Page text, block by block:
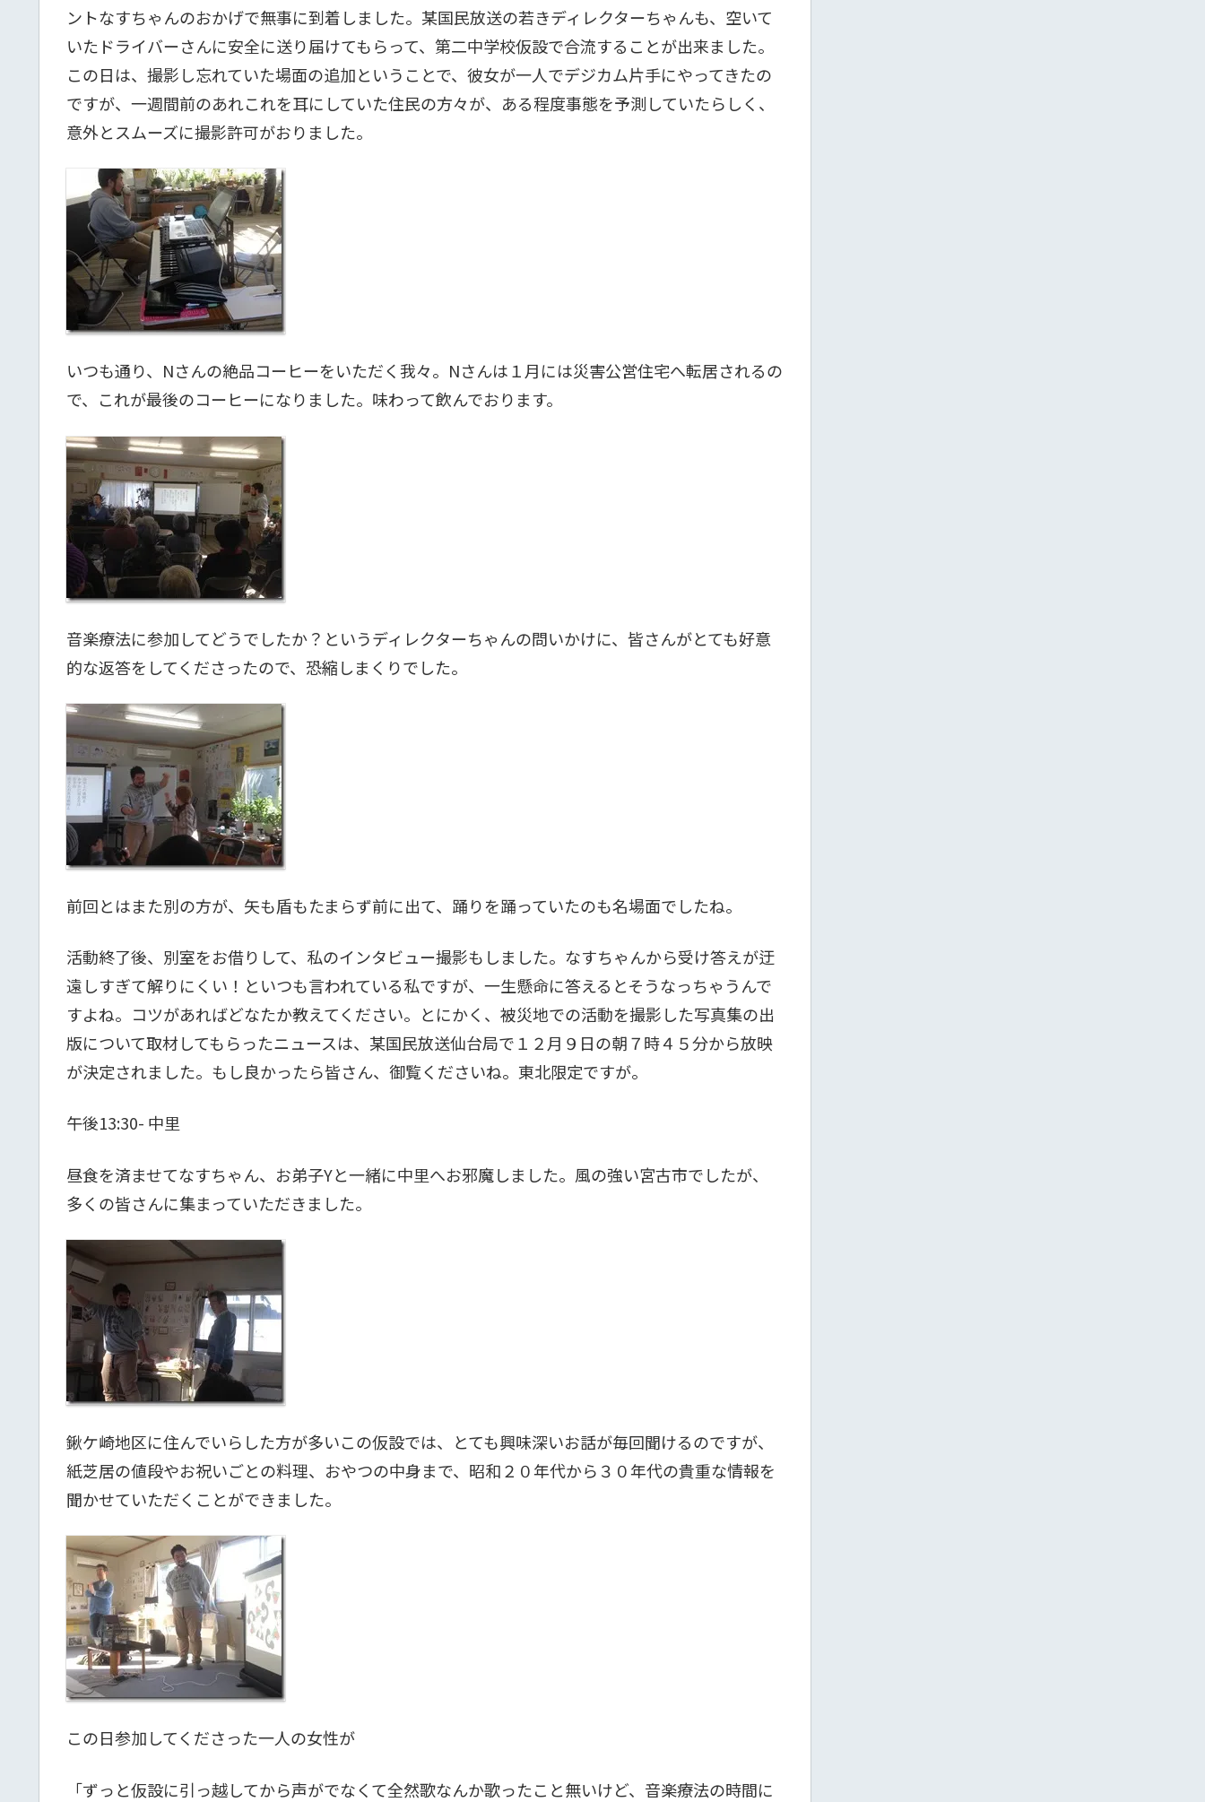
ントなすちゃんのおかげで無事に到着しました。某国民放送の若きディレクターちゃんも、空いて
いたドライバーさんに安全に送り届けてもらって、第二中学校仮設で合流することが出来ました。
この日は、撮影し忘れていた場面の追加ということで、彼女が一人でデジカム片手にやってきたの
ですが、一週間前のあれこれを耳にしていた住民の方々が、ある程度事態を予測していたらしく、
意外とスムーズに撮影許可がおりました。
いつも通り、Nさんの絶品コーヒーをいただく我々。Nさんは１月には災害公営住宅へ転居されるの
で、これが最後のコーヒーになりました。味わって飲んでおります。
音楽療法に参加してどうでしたか？というディレクターちゃんの問いかけに、皆さんがとても好意
的な返答をしてくださったので、恐縮しまくりでした。
前回とはまた別の方が、矢も盾もたまらず前に出て、踊りを踊っていたのも名場面でしたね。
活動終了後、別室をお借りして、私のインタビュー撮影もしました。なすちゃんから受け答えが迂
遠しすぎて解りにくい！といつも言われている私ですが、一生懸命に答えるとそうなっちゃうんで
すよね。コツがあればどなたか教えてください。とにかく、被災地での活動を撮影した写真集の出
版について取材してもらったニュースは、某国民放送仙台局で１２月９日の朝７時４５分から放映
が決定されました。もし良かったら皆さん、御覧くださいね。東北限定ですが。
午後13:30- 中里
昼食を済ませてなすちゃん、お弟子Yと一緒に中里へお邪魔しました。風の強い宮古市でしたが、
多くの皆さんに集まっていただきました。
鍬ケ崎地区に住んでいらした方が多いこの仮設では、とても興味深いお話が毎回聞けるのですが、
紙芝居の値段やお祝いごとの料理、おやつの中身まで、昭和２０年代から３０年代の貴重な情報を
聞かせていただくことができました。
この日参加してくださった一人の女性が
「ずっと仮設に引っ越してから声がでなくて全然歌なんか歌ったこと無いけど、音楽療法の時間に